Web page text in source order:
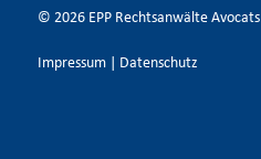
© 2026 EPP Rechtsanwälte Avocats
Impressum| Datenschutz